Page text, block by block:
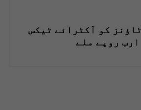
کراچی کے 25 ٹاؤنز کو آکٹرائے ٹیکس